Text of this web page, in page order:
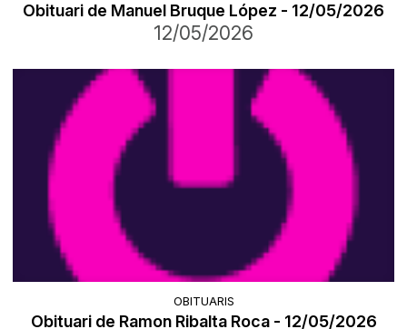
Obituari de Manuel Bruque López - 12/05/2026
12/05/2026
OBITUARIS
Obituari de Ramon Ribalta Roca - 12/05/2026